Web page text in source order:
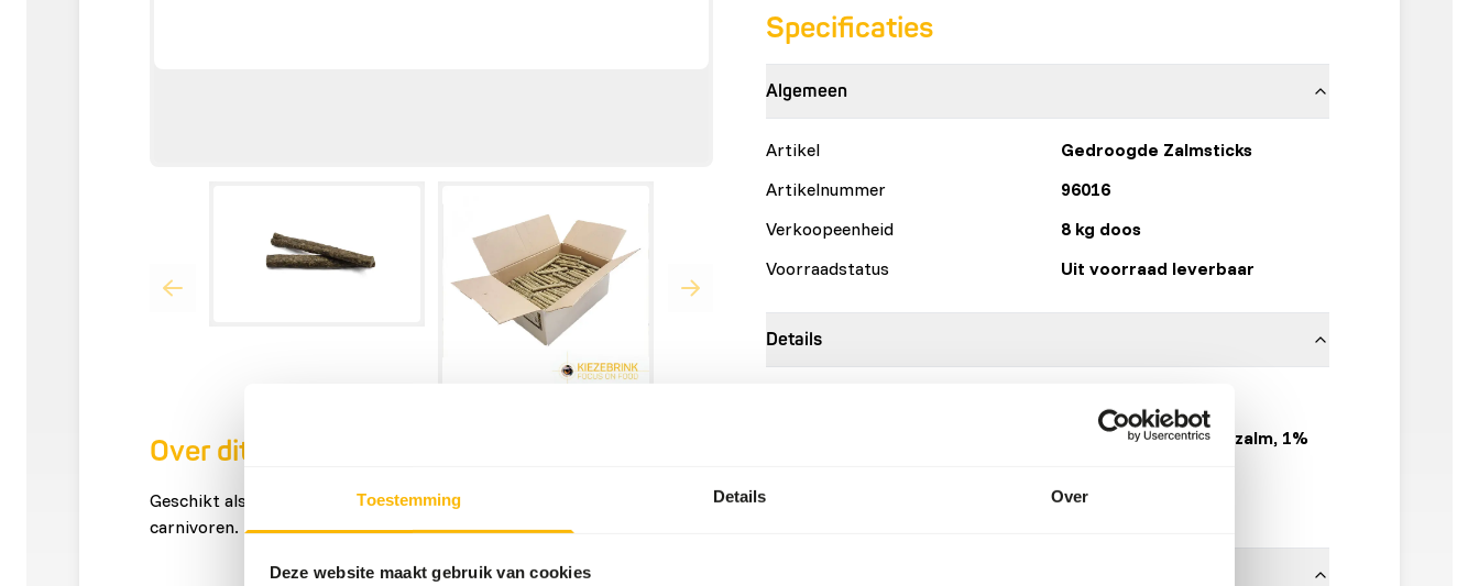
Toestemming Details Over
Deze website maakt gebruik van cookies
Over dit product
Geschikt als snack voor honden en katten maar ook voor grotere
carnivoren.
Specificaties
Algemeen
Artikel
Gedroogde Zalmsticks
Artikelnummer
96016
Verkoopeenheid
8 kg doos
Voorraadstatus
Uit voorraad leverbaar
Details
84% kabeljauw, 15% zalm, 1%
Kiezebrink